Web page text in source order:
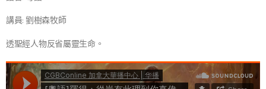
講員: 劉樹森牧師
透聖經人物反省屬靈生命。